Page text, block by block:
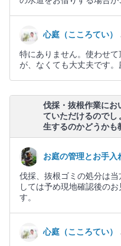
心庭（こころてい）
特にありません。使わせ
が、なくても大丈夫です
伐採・抜根作業にお
ていただけるのでし
生するのかどうかも
お庭の管理とお手入
伐採、抜根ゴミの処分は
しては予め現地確認後の
す。
心庭（こころてい）